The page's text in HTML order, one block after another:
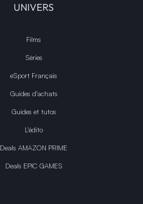
UNIVERS
Films
Séries
eSport Français
Guides d’achats
Guides et tutos
L'édito
Deals AMAZON PRIME
Deals EPIC GAMES